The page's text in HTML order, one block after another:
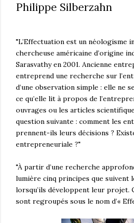
Philippe Silberzahn
"L’Effectuation est un néologisme
chercheuse américaine d’origine
Sarasvathy en 2001. Ancienne
entreprend une recherche sur
d’une observation simple : elle ne
ce qu’elle lit à propos de
ouvrages ou les articles
question suivante : comment les
prennent-ils leurs décisions ?
entrepreneuriale ?"
"À partir d’une recherche
lumière cinq principes que suivent
lorsqu’ils développent leur projet.
sont regroupés sous le nom d’«